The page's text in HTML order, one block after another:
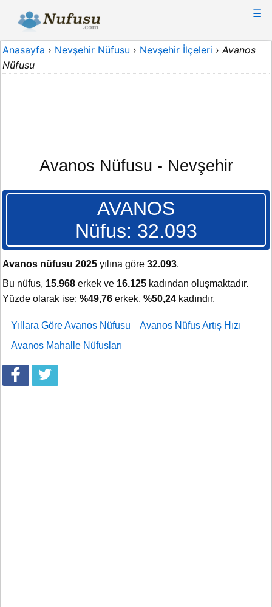
☰
Anasayfa › Nevşehir Nüfusu › Nevşehir İlçeleri › Avanos
Nüfusu
Avanos Nüfusu - Nevşehir
AVANOS
Nüfus: 32.093
Avanos nüfusu 2025 yılına göre 32.093.
Bu nüfus, 15.968 erkek ve 16.125 kadından oluşmaktadır.
Yüzde olarak ise: %49,76 erkek, %50,24 kadındır.
Yıllara Göre Avanos Nüfusu
Avanos Nüfus Artış Hızı
Avanos Mahalle Nüfusları